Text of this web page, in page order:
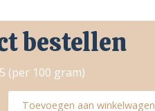
bestellen
(per 100 gram)
Toevoegen aan winkelwagen